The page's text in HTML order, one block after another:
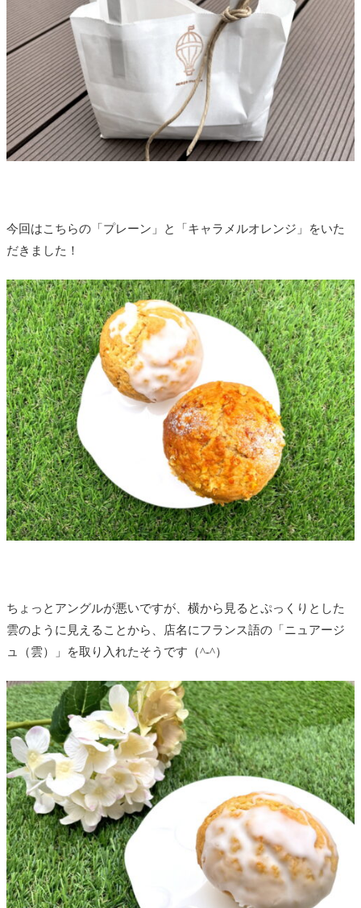
今回はこちらの「プレーン」と「キャラメルオレンジ」をいた
だきました！
ちょっとアングルが悪いですが、横から見るとぷっくりとした
雲のように見えることから、店名にフランス語の「ニュアージ
ュ（雲）」を取り入れたそうです（^-^）